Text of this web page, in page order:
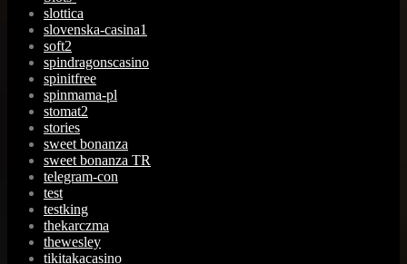
slottica
slovenska-casina1
soft2
spindragonscasino
spinitfree
spinmama-pl
stomat2
stories
sweet bonanza
sweet bonanza TR
telegram-con
test
testking
thekarczma
thewesley
tikitakacasino